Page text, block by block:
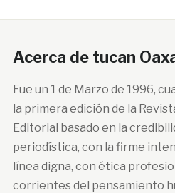
Acerca de tucan
Fue un 1 de Marzo de 1996,
la primera edición de la
Editorial basado en la
periodística, con la firme
línea digna, con ética
corrientes del pensamiento